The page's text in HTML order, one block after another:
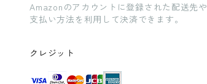
Amazonのアカウントに登録された配送先や
支払い方法を利用して決済できます。
クレジット